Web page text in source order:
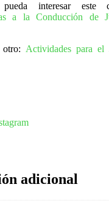
interesar este
a la Conducción de
Actividades para el
adicional